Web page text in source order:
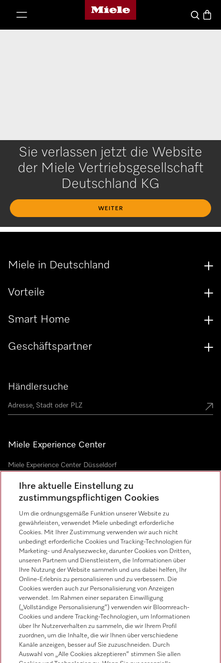
Miele's homepage
Suche
Sie verlassen jetzt die Website
der Miele Vertriebsgesellschaft
Deutschland KG
WEITER
Händlersuche
Miele Experience Center
Miele Experience Center Düsseldorf
Miele Experience Center Gütersloh
Newsletter
Miele in Deutschland
Vorteile
Smart Home
Geschäftspartner
Ihre aktuelle Einstellung zu
zustimmungspflichtigen Cookies
Um die ordnungsgemäße Funktion unserer Website zu
gewährleisten, verwendet Miele unbedingt erforderliche
Cookies. Mit Ihrer Zustimmung verwenden wir auch nicht
unbedingt erforderliche Cookies und Tracking-Technologien für
Marketing- und Analysezwecke, darunter Cookies von Dritten,
unseren Partnern und Dienstleistern, die Informationen über
Ihre Nutzung der Website sammeln und uns dabei helfen, Ihr
Online-Erlebnis zu personalisieren und zu verbessern. Die
Cookies werden auch zur Personalisierung von Anzeigen
verwendet. Im Rahmen einer separaten Einwilligung
(„Vollständige Personalisierung“) verwenden wir Bloomreach-
Cookies und andere Tracking-Technologien, um Informationen
über Ihr Nutzerverhalten zu sammeln, die wir Ihrem Profil
zuordnen, um die Inhalte, die wir Ihnen über verschiedene
Kanäle anzeigen, besser auf Sie zuzuschneiden. Durch
Auswahl von „Alle Cookies akzeptieren“ stimmen Sie allen